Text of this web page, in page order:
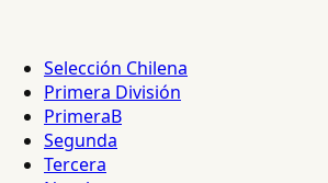
Selección Chilena
Primera División
PrimeraB
Segunda
Tercera